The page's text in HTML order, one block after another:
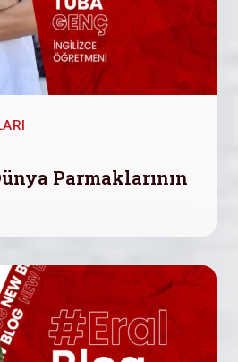
Parmaklarının